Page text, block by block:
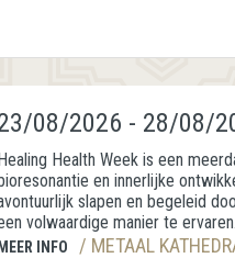
08/2026 - 28/08/
Health Week is een
en innerlijke
slapen en begeleid
volwaardige manier te ervaren.
MEER INFO / METAAL